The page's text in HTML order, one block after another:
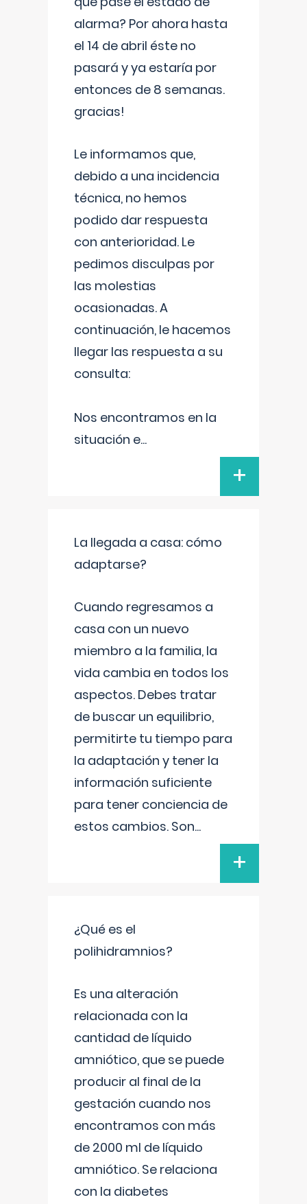
alarma? Por ahora hasta
el 14 de abril éste no
pasará y ya estaría por
entonces de 8 semanas.
gracias!
Le informamos que,
debido a una incidencia
técnica, no hemos
podido dar respuesta
con anterioridad. Le
pedimos disculpas por
las molestias
ocasionadas. A
continuación, le hacemos
llegar las respuesta a su
consulta:
Nos encontramos en la
situación e...
+
La llegada a casa: cómo
adaptarse?
Cuando regresamos a
casa con un nuevo
miembro a la familia, la
vida cambia en todos los
aspectos. Debes tratar
de buscar un equilibrio,
permitirte tu tiempo para
la adaptación y tener la
información suficiente
para tener conciencia de
estos cambios. Son...
+
¿Qué es el
polihidramnios?
Es una alteración
relacionada con la
cantidad de líquido
amniótico, que se puede
producir al final de la
gestación cuando nos
encontramos con más
de 2000 ml de líquido
amniótico. Se relaciona
con la diabetes